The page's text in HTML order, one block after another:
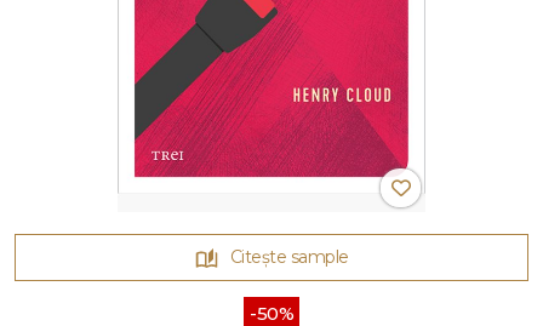
Citește sample
-50%